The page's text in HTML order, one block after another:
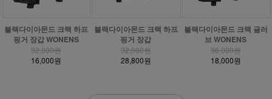
블랙다이아몬드 크랙 하프
핑거 장갑 WONENS
32,000원
16,000원
블랙다이아몬드 크랙 하프
핑거 장갑
32,000원
28,800원
블랙다이아몬드 크랙 글러
브 WONENS
36,000원
18,000원